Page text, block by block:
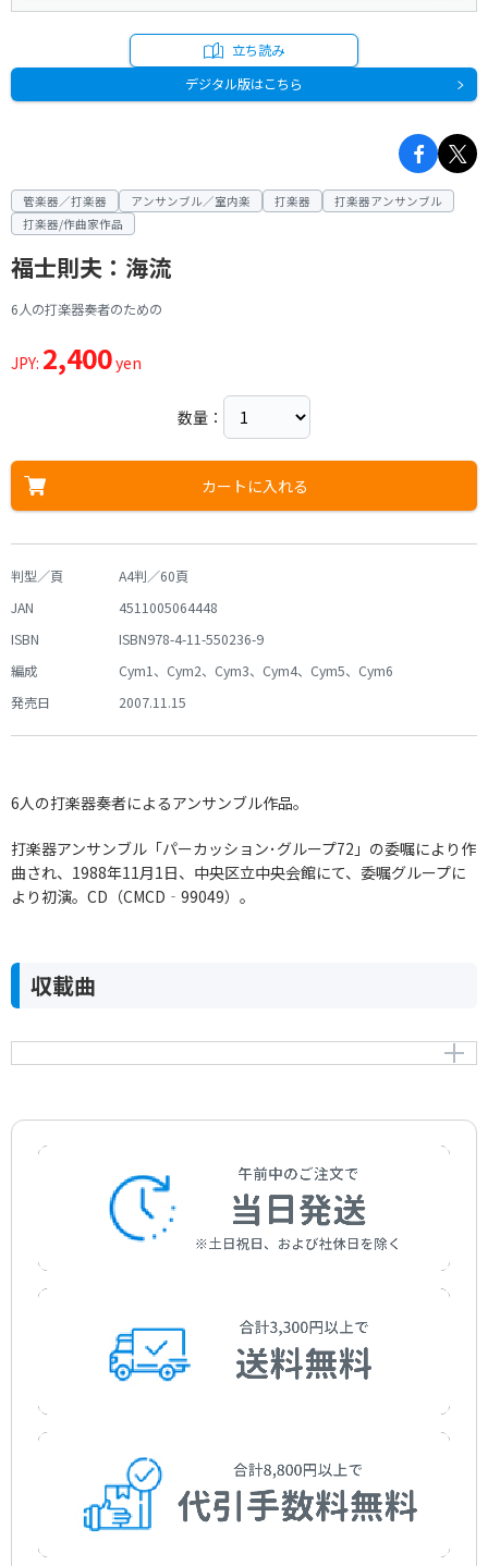
立ち読み
デジタル版はこちら
管楽器／打楽器 アンサンブル／室内楽 打楽器
打楽器アンサンブル
打楽器/作曲家作品
福士則夫：海流
6人の打楽器奏者のための
JPY: 2,400yen
数量：
カートに入れる
判型／頁
A4判／60頁
JAN
4511005064448
ISBN
ISBN978-4-11-550236-9
編成
Cym1、Cym2、Cym3、Cym4、Cym5、Cym6
発売日
2007.11.15
6人の打楽器奏者によるアンサンブル作品。
打楽器アンサンブル「パーカッション･グループ72」の委嘱により作
曲され、1988年11月1日、中央区立中央会館にて、委嘱グループに
より初演。CD（CMCD‐99049）。
収載曲
海流 6人の打楽器奏者のための
作曲者：福士則夫